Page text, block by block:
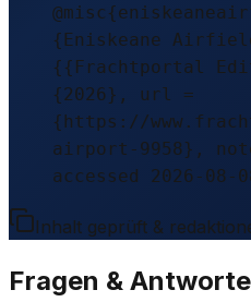
{Eniskeane
{{Frachtportal
{2026}, url =
{https://
airport-9958},
accessed 2026-08-
Inhalt geprüft &
Fragen &